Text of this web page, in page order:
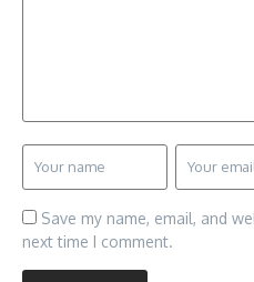
Save my name, email, and
next time I comment.